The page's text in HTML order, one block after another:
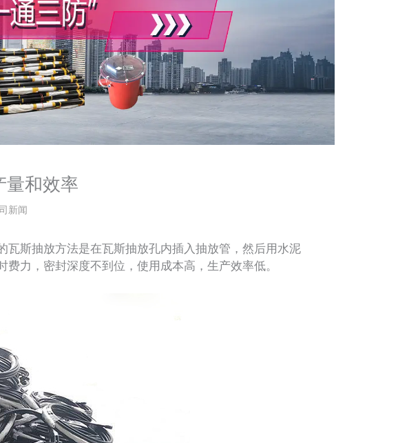
量和效率
新闻
斯抽放方法是在瓦斯抽放孔内插入抽放管，然后用水泥
力，密封深度不到位，使用成本高，生产效率低。